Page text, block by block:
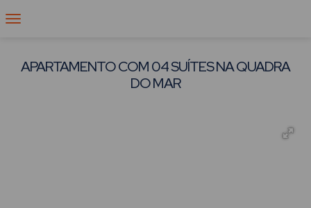
APARTAMENTO COM 04 SUÍTES NA QUADRA
DO MAR